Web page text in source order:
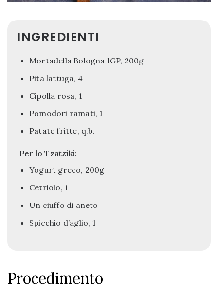
INGREDIENTI
Mortadella Bologna IGP, 200g
Pita lattuga, 4
Cipolla rosa, 1
Pomodori ramati, 1
Patate fritte, q.b.
Per lo Tzatziki:
Yogurt greco, 200g
Cetriolo, 1
Un ciuffo di aneto
Spicchio d’aglio, 1
Procedimento